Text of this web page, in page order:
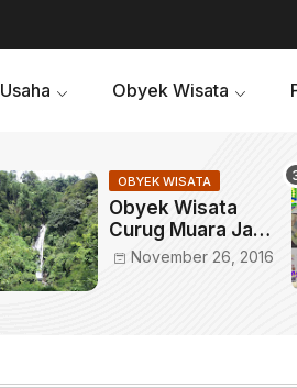
Usaha Obyek Wisata
OBYEK WISATA
Obyek Wisata
Curug Muara Jaya
(Curug Maja)
November 26, 2016